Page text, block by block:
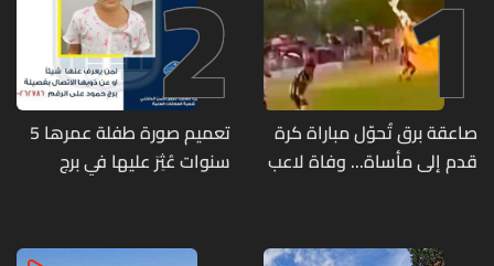
صاعقة برق تُحوّل مباراة كرة
قدم إلى مأساة... وفاة لاعب
تعميم صورة طفلة عمرها 5
سنوات عُثِرَ عليها في برج